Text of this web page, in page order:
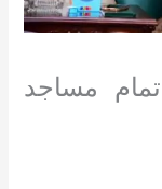
مساجد